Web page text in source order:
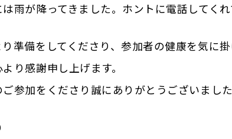
雨が降ってきました。ホントに電話してく
準備をしてくださり、参加者の健康を気に
り感謝申し上げます。
参加をくださり誠にありがとうございました